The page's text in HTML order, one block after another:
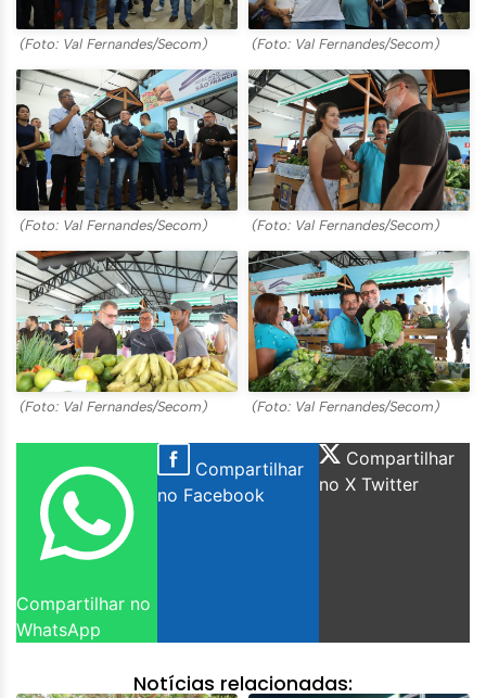
(Foto: Val Fernandes/Secom) (Foto: Val Fernandes/Secom)
(Foto: Val Fernandes/Secom) (Foto: Val Fernandes/Secom)
(Foto: Val Fernandes/Secom) (Foto: Val Fernandes/Secom)
Compartilhar no
WhatsApp
Compartilhar
no Facebook
Compartilhar
no X Twitter
Notícias relacionadas: